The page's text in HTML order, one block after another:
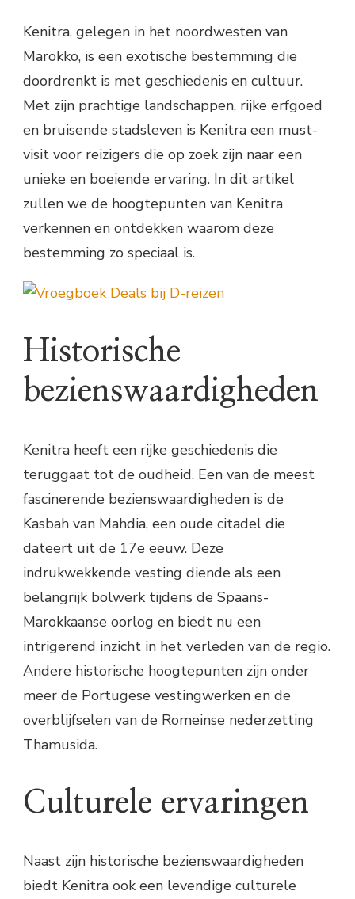
Kenitra, gelegen in het noordwesten van
Marokko, is een exotische bestemming die
doordrenkt is met geschiedenis en cultuur.
Met zijn prachtige landschappen, rijke erfgoed
en bruisende stadsleven is Kenitra een must-
visit voor reizigers die op zoek zijn naar een
unieke en boeiende ervaring. In dit artikel
zullen we de hoogtepunten van Kenitra
verkennen en ontdekken waarom deze
bestemming zo speciaal is.
Historische
bezienswaardigheden
Kenitra heeft een rijke geschiedenis die
teruggaat tot de oudheid. Een van de meest
fascinerende bezienswaardigheden is de
Kasbah van Mahdia, een oude citadel die
dateert uit de 17e eeuw. Deze
indrukwekkende vesting diende als een
belangrijk bolwerk tijdens de Spaans-
Marokkaanse oorlog en biedt nu een
intrigerend inzicht in het verleden van de regio.
Andere historische hoogtepunten zijn onder
meer de Portugese vestingwerken en de
overblijfselen van de Romeinse nederzetting
Thamusida.
Culturele ervaringen
Naast zijn historische bezienswaardigheden
biedt Kenitra ook een levendige culturele